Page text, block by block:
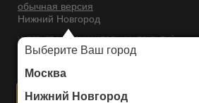
обычная версия
Нижний Новгород
Выберите Ваш город
Москва
Нижний Новгород
ИНТЕРНЕТ-МАГАЗИН НАПОЛЬНЫХ ПОКРЫТИЙ